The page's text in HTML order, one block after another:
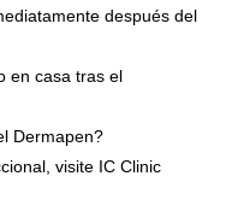
después del
en casa tras el
Dermapen?
visite IC Clinic